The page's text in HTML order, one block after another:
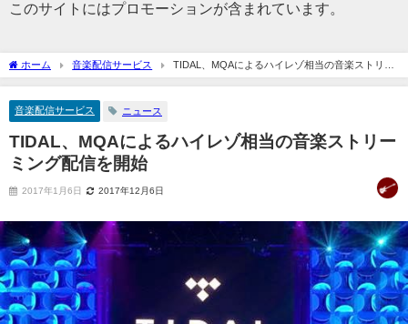
このサイトにはプロモーションが含まれています。
ホーム 音楽配信サービス
TIDAL、MQAによるハイレゾ相当の音楽ストリー
ミング配信を開始
音楽配信サービス ニュース
TIDAL、MQAによるハイレゾ相当の音楽ストリー
ミング配信を開始
2017年1月6日 2017年12月6日